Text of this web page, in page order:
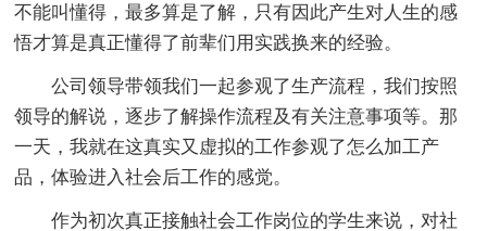
不能叫懂得，最多算是了解，只有因此产生对人生的感
悟才算是真正懂得了前辈们用实践换来的经验。
公司领导带领我们一起参观了生产流程，我们按照
领导的解说，逐步了解操作流程及有关注意事项等。那
一天，我就在这真实又虚拟的工作参观了怎么加工产
品，体验进入社会后工作的感觉。
作为初次真正接触社会工作岗位的学生来说，对社